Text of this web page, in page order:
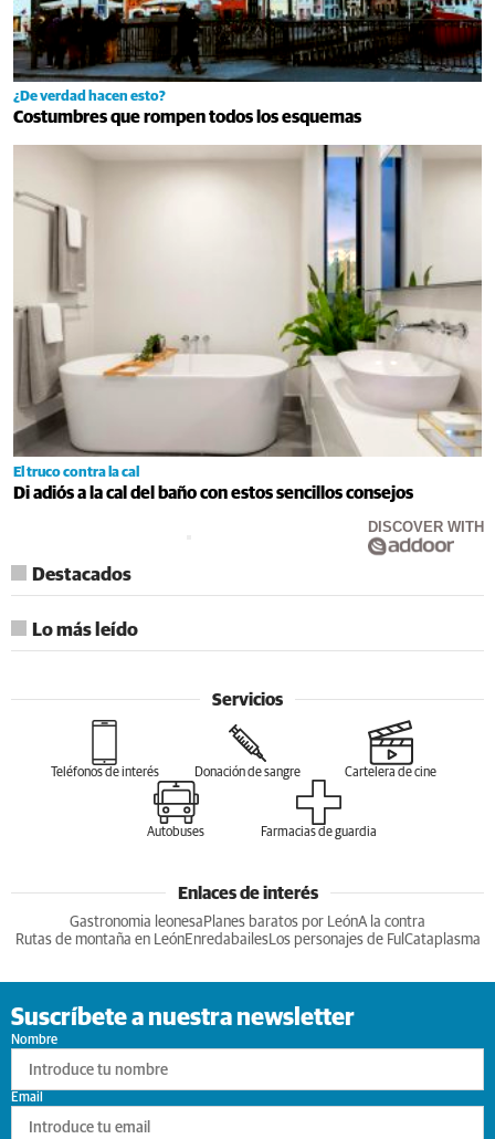
¿De verdad hacen esto?
Costumbres que rompen todos los esquemas
El truco contra la cal
Di adiós a la cal del baño con estos sencillos consejos
DISCOVER WITH
Destacados
Lo más leído
Servicios
Teléfonos de interés Donación de sangre Cartelera de cine
Autobuses Farmacias de guardia
Enlaces de interés
Gastronomia leonesa Planes baratos por LeónA la contra
Rutas de montaña en LeónEnredabailesLos personajes de Ful Cataplasma
Suscríbete a nuestra newsletter
Nombre
Email